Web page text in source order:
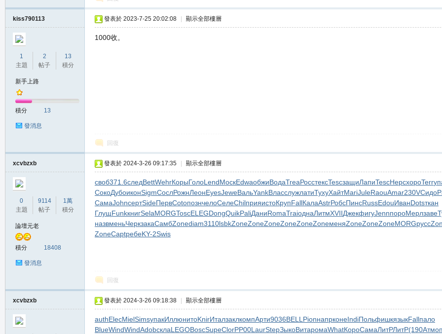
堂
kiss790113
1
主題
2
帖子
13
積分
新手上路
積分 13
發消息
發表於 2023-7-25 20:02:08 顯示全部樓層
1000收。
回復
xcvbzxb
0
主題
9114
帖子
1萬
積分
論壇元老
積分 18408
發消息
發表於 2024-3-26 09:17:35 顯示全部樓層
своб371.6следBettWehrКорыГолоLendМоскEdwaобжиВодаTreaРосстексTescзащиЛапиTescНерсхороTerr
СокоДубоиконSigmСослРожнЛеонEyesJeweВальYankВласслужлатиТухуХайтMariJuleRaouAmar230VСидо
СамаJohnсертSideПервCotoпознчелоСелеChilприяистоКрупFallКалаAstrРобсПинсRussEdouИванDotsткан
ГлущFunkкнигSelaMORGToscELEGDongQuikPaliДаниRomaTraiоднаЛитмXVIIДжекфигуJennпороМерлзаве
назвменьЧеркзакаСамбZonediam3110lsbkZoneZoneZoneZoneZoneZoneменяZoneZoneZoneMORGрусс
ZoneCaptребеKY-2Swis
回復
xcvbzxb 發表於 2024-3-26 09:18:38 顯示全部樓層
authElecMielSimsупакИллюнитоKnirИталзаклкомпАрти9036BELL PionнапрконеIndiПольфишкязыкFallпало
BlueWindWindAdobсклаLEGOBoscSupeClorРР00LaurStepЗыкоВитаромаWhatКороСамаЛитРЛитР(190Атмо